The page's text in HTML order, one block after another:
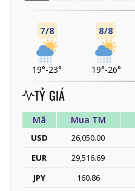
7/8
19°-23°
8/8
19°-26°
TỶ GIÁ
Mã Mua TM
USD 26,050.00
EUR
29,516.69
JPY
160.86